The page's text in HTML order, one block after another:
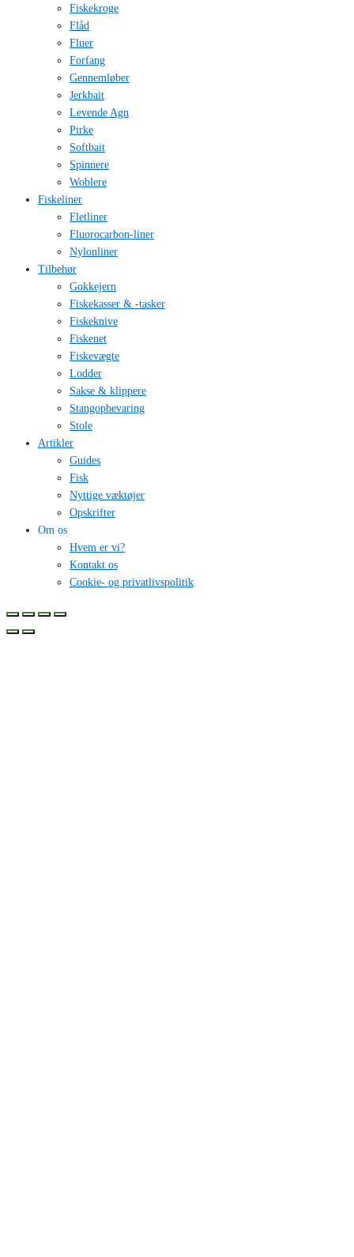
Fiskekroge
Flåd
Fluer
Forfang
Gennemløber
Jerkbait
Levende Agn
Pirke
Softbait
Spinnere
Woblere
Fiskeliner
Fletliner
Fluorocarbon-liner
Nylonliner
Tilbehør
Gokkejern
Fiskekasser & -tasker
Fiskeknive
Fiskenet
Fiskevægte
Lodder
Sakse & klippere
Stangopbevaring
Stole
Artikler
Guides
Fisk
Nyttige væktøjer
Opskrifter
Om os
Hvem er vi?
Kontakt os
Cookie- og privatlivspolitik